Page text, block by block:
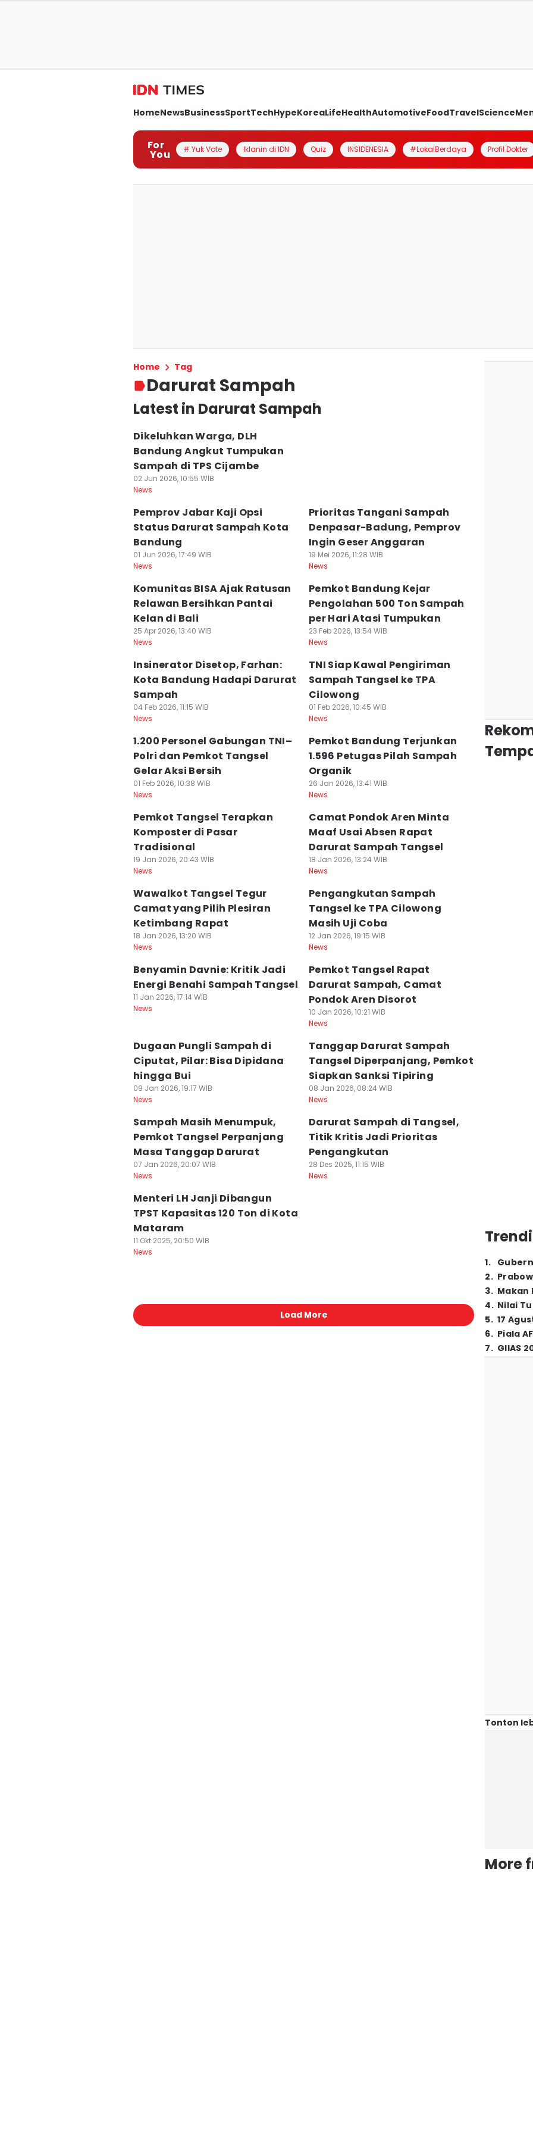
HomeNewsBusinessSportTechHypeKoreaLifeHealthAutomotiveFoodTravelScience
For
You # Yuk Vote Iklanin di IDN Quiz INSIDENESIA #LokalBerdaya Profil Dokter
Home Tag
Darurat Sampah
Latest in Darurat Sampah
Dikeluhkan Warga, DLH
Bandung Angkut Tumpukan
Sampah di TPS Cijambe
02 Jun 2026, 10:55 WIB
News
Pemprov Jabar Kaji Opsi
Status Darurat Sampah Kota
Bandung
01 Jun 2026, 17:49 WIB
News
Prioritas Tangani Sampah
Denpasar-Badung, Pemprov
Ingin Geser Anggaran
19 Mei 2026, 11:28 WIB
News
Komunitas BISA Ajak Ratusan
Relawan Bersihkan Pantai
Kelan di Bali
25 Apr 2026, 13:40 WIB
News
Pemkot Bandung Kejar
Pengolahan 500 Ton Sampah
per Hari Atasi Tumpukan
23 Feb 2026, 13:54 WIB
News
Insinerator Disetop, Farhan:
Kota Bandung Hadapi Darurat
Sampah
04 Feb 2026, 11:15 WIB
News
TNI Siap Kawal Pengiriman
Sampah Tangsel ke TPA
Cilowong
01 Feb 2026, 10:45 WIB
News
1.200 Personel Gabungan TNI–
Polri dan Pemkot Tangsel
Gelar Aksi Bersih
01 Feb 2026, 10:38 WIB
News
Pemkot Bandung Terjunkan
1.596 Petugas Pilah Sampah
Organik
26 Jan 2026, 13:41 WIB
News
Pemkot Tangsel Terapkan
Komposter di Pasar
Tradisional
19 Jan 2026, 20:43 WIB
News
Camat Pondok Aren Minta
Maaf Usai Absen Rapat
Darurat Sampah Tangsel
18 Jan 2026, 13:24 WIB
News
Wawalkot Tangsel Tegur
Camat yang Pilih Plesiran
Ketimbang Rapat
18 Jan 2026, 13:20 WIB
News
Pengangkutan Sampah
Tangsel ke TPA Cilowong
Masih Uji Coba
12 Jan 2026, 19:15 WIB
News
Benyamin Davnie: Kritik Jadi
Energi Benahi Sampah Tangsel
11 Jan 2026, 17:14 WIB
News
Pemkot Tangsel Rapat
Darurat Sampah, Camat
Pondok Aren Disorot
10 Jan 2026, 10:21 WIB
News
Dugaan Pungli Sampah di
Ciputat, Pilar: Bisa Dipidana
hingga Bui
09 Jan 2026, 19:17 WIB
News
Tanggap Darurat Sampah
Tangsel Diperpanjang, Pemkot
Siapkan Sanksi Tipiring
08 Jan 2026, 08:24 WIB
News
Sampah Masih Menumpuk,
Pemkot Tangsel Perpanjang
Masa Tanggap Darurat
07 Jan 2026, 20:07 WIB
News
Darurat Sampah di Tangsel,
Titik Kritis Jadi Prioritas
Pengangkutan
28 Des 2025, 11:15 WIB
News
Menteri LH Janji Dibangun
TPST Kapasitas 120 Ton di Kota
Mataram
11 Okt 2025, 20:50 WIB
News
Load More
1.
2.
3. Makan
4. Nilai
5. 17
6. Piala
7. GIIAS
Tonton
More